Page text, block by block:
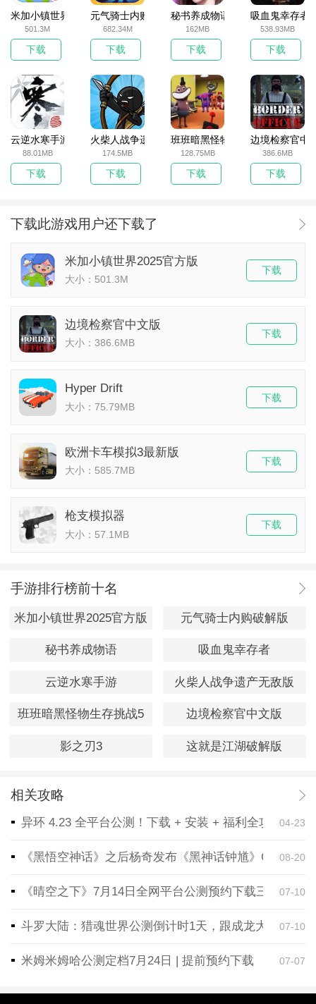
米加小镇世界2025官方版
501.3M
下载
元气骑士内购破解版
682.34M
下载
秘书养成物语
162MB
下载
吸血鬼幸存者
538.93MB
下载
云逆水寒手游
88.01MB
下载
火柴人战争遗产无敌版
174.5MB
下载
班班暗黑怪物生存挑战5
128.75MB
下载
边境检察官中
386.6MB
下载
下载此游戏用户还下载了
米加小镇世界2025官方版
大小：501.3M
下载
边境检察官中文版
大小：386.6MB
下载
Hyper Drift
大小：75.79MB
下载
欧洲卡车模拟3最新版
大小：585.7MB
下载
枪支模拟器
大小：57.1MB
下载
手游排行榜前十名
米加小镇世界2025官方版 元气骑士内购破解版
秘书养成物语 吸血鬼幸存者
云逆水寒手游 火柴人战争遗产无敌版
班班暗黑怪物生存挑战5 边境检察官中文版
影之刃3 这就是江湖破解版
相关攻略
异环 4.23 全平台公测！下载 + 安装 + 福利全攻略，一
04-23
《黑悟空神话》之后杨奇发布《黑神话钟馗》CG！预
08-20
《晴空之下》7月14日全网平台公测预约下载三端同步
07-10
斗罗大陆：猎魂世界公测倒计时1天，跟成龙大哥一起
07-10
米姆米姆哈公测定档7月24日 | 提前预约下载 07-07